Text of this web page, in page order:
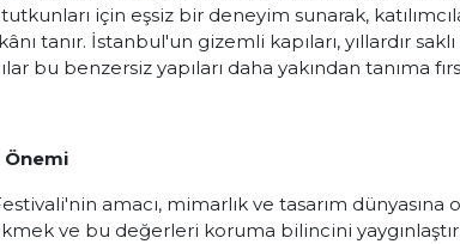
için eşsiz bir deneyim sunarak,
tanır. İstanbul'un gizemli kapıları, yıllardır
bu benzersiz yapıları daha yakından tanıma
Önemi
amacı, mimarlık ve tasarım
ve bu değerleri koruma bilincini